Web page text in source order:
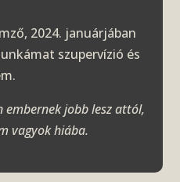
2024. januárjában
szupervízió és
jobb lesz attól,
vagyok hiába.